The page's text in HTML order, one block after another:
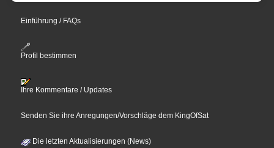
Einführung / FAQs
Profil bestimmen
Ihre Kommentare / Updates
Senden Sie ihre Anregungen/Vorschläge dem KingOfSat
Die letzten Aktualisierungen (News)